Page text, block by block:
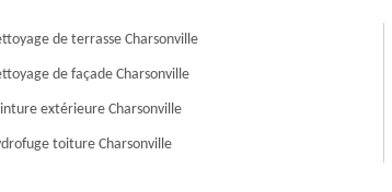
de terrasse Charsonville
de façade Charsonville
extérieure Charsonville
toiture Charsonville